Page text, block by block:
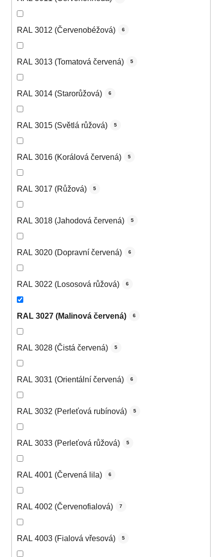
RAL 3012 (Červenobéžová) 6
RAL 3013 (Tomatová červená) 5
RAL 3014 (Starorůžová) 6
RAL 3015 (Světlá růžová) 5
RAL 3016 (Korálová červená) 5
RAL 3017 (Růžová) 5
RAL 3018 (Jahodová červená) 5
RAL 3020 (Dopravní červená) 6
RAL 3022 (Lososová růžová) 6
RAL 3027 (Malinová červená) 6
RAL 3028 (Čistá červená) 5
RAL 3031 (Orientální červená) 6
RAL 3032 (Perleťová rubínová) 5
RAL 3033 (Perleťová růžová) 5
RAL 4001 (Červená lila) 6
RAL 4002 (Červenofialová) 7
RAL 4003 (Fialová vřesová) 5